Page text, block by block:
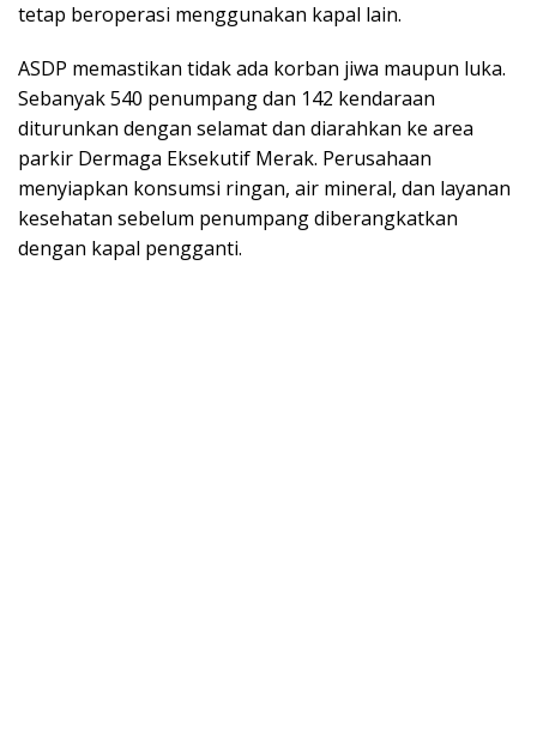
tetap beroperasi menggunakan kapal lain.
ASDP memastikan tidak ada korban jiwa maupun luka.
Sebanyak 540 penumpang dan 142 kendaraan
diturunkan dengan selamat dan diarahkan ke area
parkir Dermaga Eksekutif Merak. Perusahaan
menyiapkan konsumsi ringan, air mineral, dan layanan
kesehatan sebelum penumpang diberangkatkan
dengan kapal pengganti.